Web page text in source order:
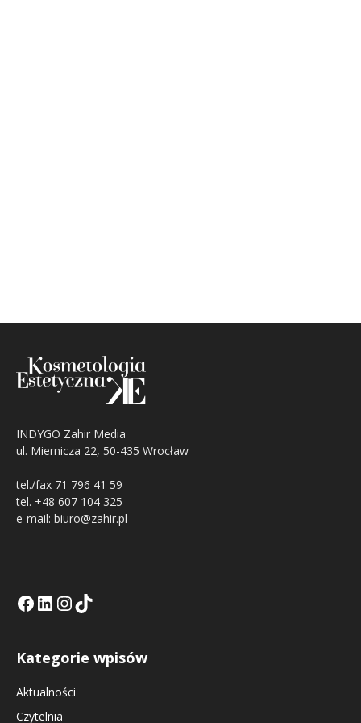
INDYGO Zahir Media
ul. Miernicza 22, 50-435 Wrocław
tel./fax 71 796 41 59
tel. +48 607 104 325
e-mail: biuro@zahir.pl
Facebook
LinkedIn
Tik Tok KEInstagramm KE
Kategorie wpisów
Aktualności
Czytelnia